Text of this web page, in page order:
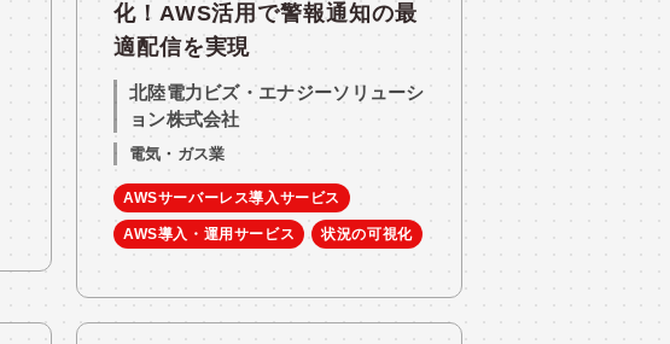
化！AWS活用で警報通知の最
適配信を実現
北陸電力ビズ・エナジーソリューシ
ョン株式会社
電気・ガス業
AWSサーバーレス導入サービス
AWS導入・運用サービス 状況の可視化